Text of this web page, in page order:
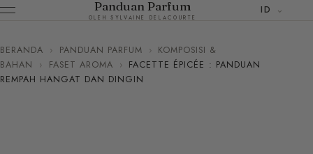
Panduan Parfum
OLEH SYLVAINE DELACOURTE
ID
BERANDA › PANDUAN PARFUM › KOMPOSISI &
BAHAN
› FASET AROMA › FACETTE ÉPICÉE : PANDUAN
REMPAH HANGAT DAN DINGIN